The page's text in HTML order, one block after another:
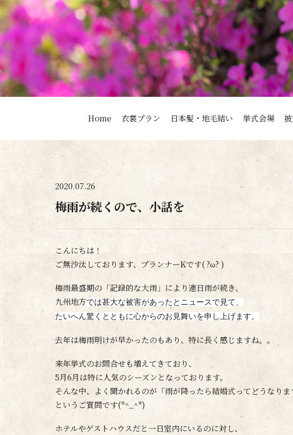
Home 衣裳プラン 日本髪・地毛結い 挙式会場
2020.07.26
梅雨が続くので、小話を
こんにちは！
ご無沙汰しております、プランナーKです( ?ω? )
梅雨最盛期の「記録的な大雨」により連日雨が続き、
九州地方では甚大な被害があったとニュースで見て
たいへん驚くとともに心からのお見舞いを申し上げます。
去年は梅雨明けが早かったのもあり、特に長く感じますね。。
来年挙式のお問合せも増えてきており、
5月6月は特に人気のシーズンとなっております。
そんな中、よく聞かれるのが「雨が降ったら結婚式ってどうなりま
というご質問です(*^_^*)
ホテルやゲストハウスだと一日室内にいるのに対し、